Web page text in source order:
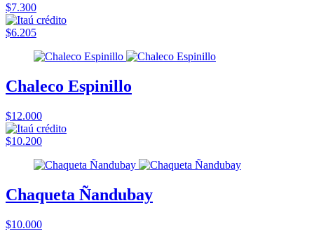
$7.300
$6.205
Chaleco Espinillo
$12.000
$10.200
Chaqueta Ñandubay
$10.000